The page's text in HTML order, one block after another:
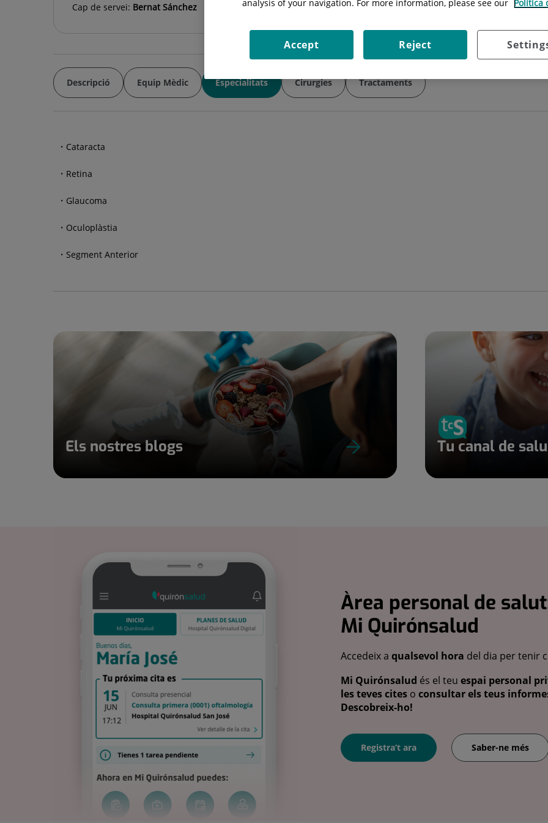
Cap de servei: Bernat Sánchez Situació:C/ Londres 28. 1ª Planta
Descripció Equip Mèdic Especialitats Cirurgies Tractaments
Cataracta
Retina
Glaucoma
Oculoplàstia
Segment Anterior
Els nostres blogs Tu canal de
Àrea personal de
Mi Quirónsalud
Accedeix a qualsevol hora del dia per tenir
Mi Quirónsalud és el teu espai personal
les teves cites o consultar els teus
Descobreix-ho!
Registra’t ara Saber-ne més
analysis of your navigation. For more information, please see our Política
Reject
Accept